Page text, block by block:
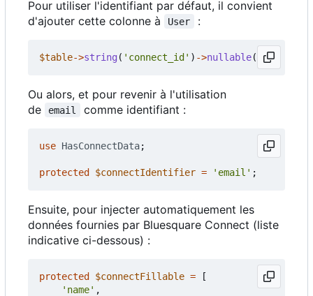
Pour utiliser l'identifiant par défaut, il convient
d'ajouter cette colonne à
User :
$table->string ( 'connect_id' ) ->nullable();
Ou alors, et pour revenir à l'utilisation
de
email comme identifiant :
use HasConnectData;
protected $connectIdentifier = 'email' ;
Ensuite, pour injecter automatiquement les
données fournies par Bluesquare Connect (liste
indicative ci-dessous) :
protected $connectFillable =
[
'name' ,